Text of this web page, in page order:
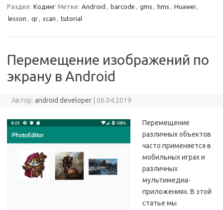
Раздел: Кодинг Метки: Android , barcode , gms , hms , Huawei ,
lesson , qr, scan , tutorial
Перемещение изображений по
экрану в Android
Автор: android developer 06.04.2019
Перемещение
различных объектов
часто применяется в
мобильных играх и
различных
мультимедиа-
приложениях. В этой
статье мы